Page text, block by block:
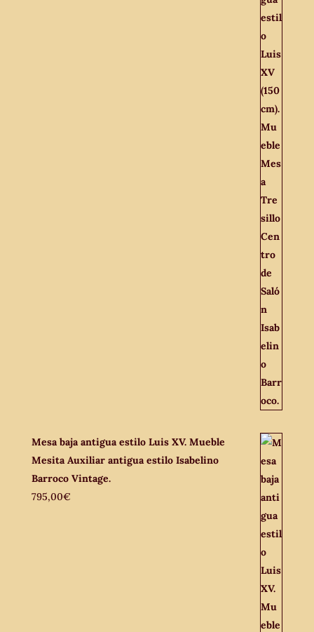
Mesa baja antigua estilo Luis XV. Mueble
Mesita Auxiliar antigua estilo Isabelino
Barroco Vintage.
795,00€